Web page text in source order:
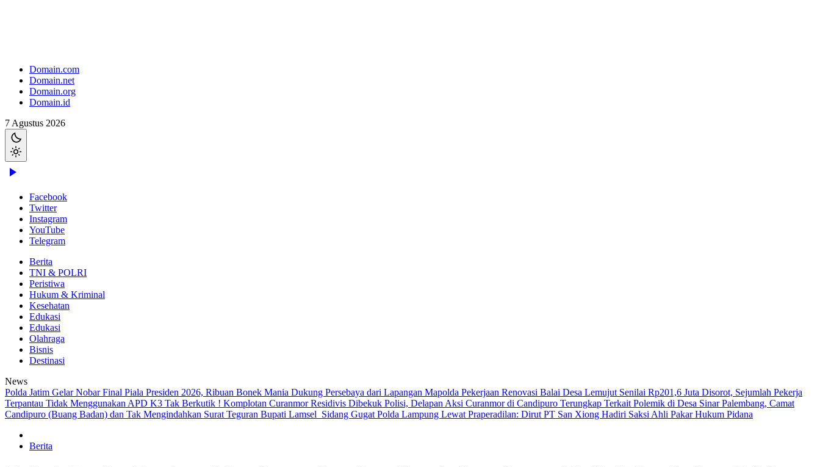
Domain.com
Domain.net
Domain.org
Domain.id
7 Agustus 2026
Facebook
Twitter
Instagram
YouTube
Telegram
Berita
TNI & POLRI
Peristiwa
Hukum & Kriminal
Kesehatan
Edukasi
Edukasi
Olahraga
Bisnis
Destinasi
News
Polda Jatim Gelar Nobar Final Piala Presiden 2026, Ribuan Bonek Mania Dukung Persebaya dari Lapangan Mapolda Pekerjaan Renovasi Balai Desa Lemujut Senilai Rp201,6 Juta Disorot, Sejumlah Pekerja
Terpantau Tidak Menggunakan APD K3 Tak Berkutik ! Komplotan Curanmor Residivis Dibekuk Polisi, Delapan Aksi Curanmor di Candipuro Terungkap Terkait Polemik di Desa Sinar Palembang, Camat
Candipuro (Buang Badan) dan Tak Mengindahkan Surat Teguran Bupati Lamsel ‎ Sidang Gugat Polda Lampung Lewat Praperadilan: Dirut PT San Xiong Hadiri Saksi Ahli Pakar Hukum Pidana
Berita